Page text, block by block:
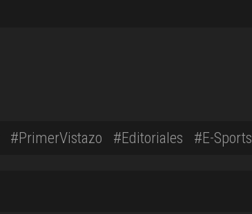
#PrimerVistazo #Editoriales #E-Sports